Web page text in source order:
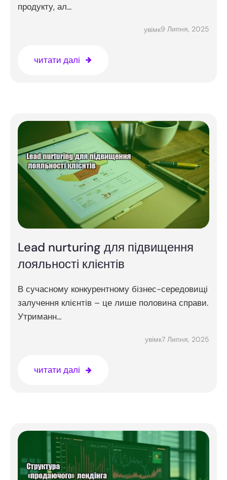
продукту, ал...
увімк9 Липня, 2025
читати далі
Lead nurturing для підвищення
лояльності клієнтів
В сучасному конкурентному бізнес-середовищі
залучення клієнтів – це лише половина справи.
Утриманн...
увімк7 Липня, 2025
читати далі